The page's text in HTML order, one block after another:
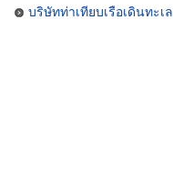
บริษัทท่าเทียบเรือเดินทะเล